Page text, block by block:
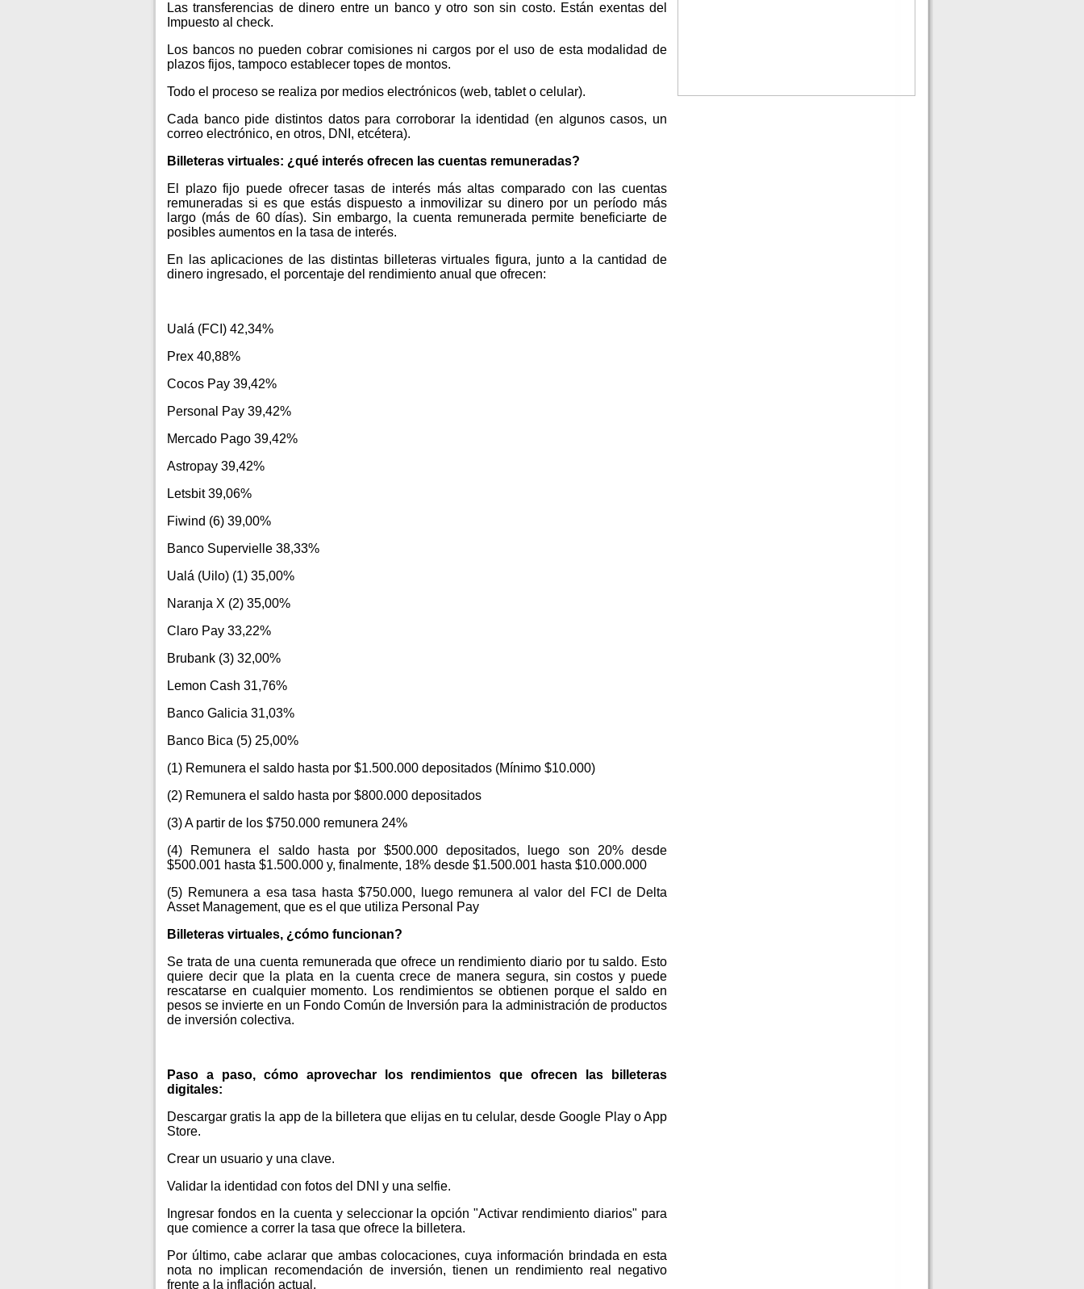
Las transferencias de dinero entre un banco y otro son sin costo. Están exentas del
Impuesto al check.
Los bancos no pueden cobrar comisiones ni cargos por el uso de esta modalidad de
plazos fijos, tampoco establecer topes de montos.
Todo el proceso se realiza por medios electrónicos (web, tablet o celular).
Cada banco pide distintos datos para corroborar la identidad (en algunos casos, un
correo electrónico, en otros, DNI, etcétera).
Billeteras virtuales: ¿qué interés ofrecen las cuentas remuneradas?
El plazo fijo puede ofrecer tasas de interés más altas comparado con las cuentas
remuneradas si es que estás dispuesto a inmovilizar su dinero por un período más
largo (más de 60 días). Sin embargo, la cuenta remunerada permite beneficiarte de
posibles aumentos en la tasa de interés.
En las aplicaciones de las distintas billeteras virtuales figura, junto a la cantidad de
dinero ingresado, el porcentaje del rendimiento anual que ofrecen:
Ualá (FCI) 42,34%
Prex 40,88%
Cocos Pay 39,42%
Personal Pay 39,42%
Mercado Pago 39,42%
Astropay 39,42%
Letsbit 39,06%
Fiwind (6) 39,00%
Banco Supervielle 38,33%
Ualá (Uilo) (1) 35,00%
Naranja X (2) 35,00%
Claro Pay 33,22%
Brubank (3) 32,00%
Lemon Cash 31,76%
Banco Galicia 31,03%
Banco Bica (5) 25,00%
(1) Remunera el saldo hasta por $1.500.000 depositados (Mínimo $10.000)
(2) Remunera el saldo hasta por $800.000 depositados
(3) A partir de los $750.000 remunera 24%
(4) Remunera el saldo hasta por $500.000 depositados, luego son 20% desde
$500.001 hasta $1.500.000 y, finalmente, 18% desde $1.500.001 hasta $10.000.000
(5) Remunera a esa tasa hasta $750.000, luego remunera al valor del FCI de Delta
Asset Management, que es el que utiliza Personal Pay
Billeteras virtuales, ¿cómo funcionan?
Se trata de una cuenta remunerada que ofrece un rendimiento diario por tu saldo. Esto
quiere decir que la plata en la cuenta crece de manera segura, sin costos y puede
rescatarse en cualquier momento. Los rendimientos se obtienen porque el saldo en
pesos se invierte en un Fondo Común de Inversión para la administración de productos
de inversión colectiva.
Paso a paso, cómo aprovechar los rendimientos que ofrecen las billeteras
digitales:
Descargar gratis la app de la billetera que elijas en tu celular, desde Google Play o App
Store.
Crear un usuario y una clave.
Validar la identidad con fotos del DNI y una selfie.
Ingresar fondos en la cuenta y seleccionar la opción "Activar rendimiento diarios" para
que comience a correr la tasa que ofrece la billetera.
Por último, cabe aclarar que ambas colocaciones, cuya información brindada en esta
nota no implican recomendación de inversión, tienen un rendimiento real negativo
frente a la inflación actual.